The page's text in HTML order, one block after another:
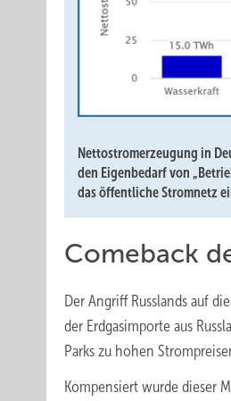
Nettostromerzeugung in
den Eigenbedarf von
das öffentliche Stromnetz
Comeback
Der Angriff Russlands auf
der Erdgasimporte aus
Parks zu hohen
Kompensiert wurde dieser